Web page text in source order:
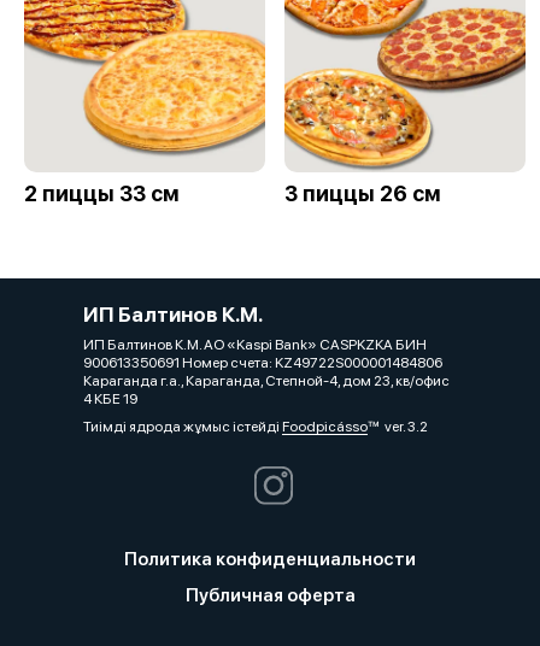
2 пиццы 33 см 3 пиццы 26 см
ИП Балтинов К.М.
ИП Балтинов К.М. АО «Kaspi Bank» CASPKZKA БИН
900613350691 Номер счета: KZ49722S000001484806
Караганда г.а., Караганда, Степной-4, дом 23, кв/офис
4 КБЕ 19
Тиімді ядрода жұмыс істейді Foodpicássover. 3.2
Политика конфиденциальности
Публичная оферта